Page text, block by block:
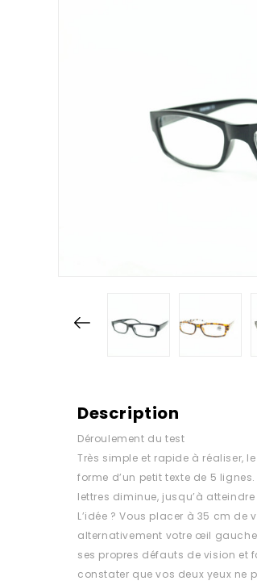
Description
Déroulement du test
Très simple et rapide à réaliser,
forme d’un petit texte de 5
lettres diminue, jusqu’à atteindre
L’idée ? Vous placer à 35 cm
alternativement votre œil
ses propres défauts de vision et
constater que vos deux yeux ne